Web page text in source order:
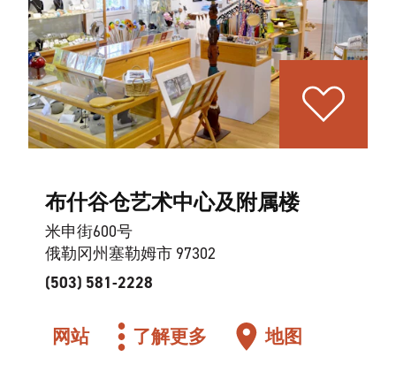
布什谷仓艺术中心及附属楼
米申街600号
俄勒冈州塞勒姆市 97302
(503) 581-2228
网站 了解更多 地图